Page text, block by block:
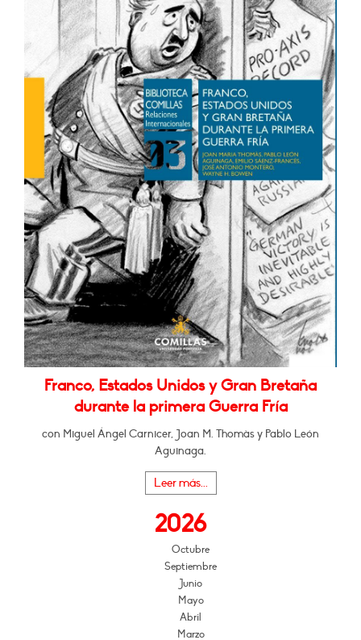
Franco, Estados Unidos y Gran Bretaña
durante la primera Guerra Fría
con Miguel Ángel Carnicer, Joan M. Thomàs y Pablo León
Aguinaga.
Leer más...
2026
Octubre
Septiembre
Junio
Mayo
Abril
Marzo